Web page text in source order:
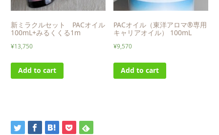
新ミラクルセット PACオイル
100mL+みるくくる1m
¥13,750
Add to cart
PACオイル（東洋アロマ®専用
キャリアオイル） 100mL
¥9,570
Add to cart